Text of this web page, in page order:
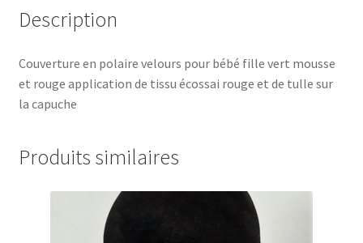
Description
Couverture en polaire velours pour bébé fille vert mousse
et rouge application de tissu écossai rouge et de tulle sur
la capuche
Produits similaires